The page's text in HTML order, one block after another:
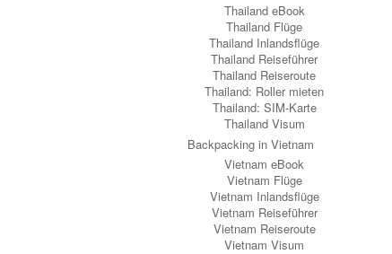
Thailand eBook
Thailand Flüge
Thailand Inlandsflüge
Thailand Reiseführer
Thailand Reiseroute
Thailand: Roller mieten
Thailand: SIM-Karte
Thailand Visum
Backpacking in Vietnam
Vietnam eBook
Vietnam Flüge
Vietnam Inlandsflüge
Vietnam Reiseführer
Vietnam Reiseroute
Vietnam Visum